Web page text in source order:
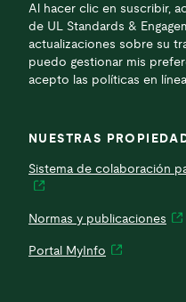
Al hacer clic en suscribir,
de UL Standards &
actualizaciones sobre su
puedo gestionar mis
acepto las políticas en línea
NUESTRAS
Sistema de colaboración
Normas y publicaciones
Portal MyInfo